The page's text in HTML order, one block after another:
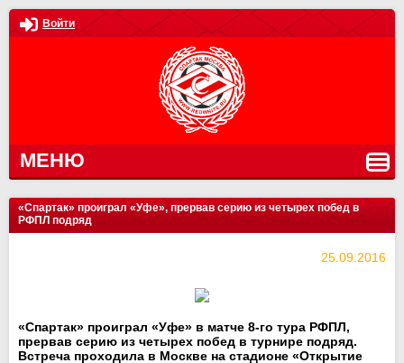
Войти
МЕНЮ
«Спартак» проиграл «Уфе», прервав серию из четырех побед в
РФПЛ подряд
25.09.2016
«Спартак» проиграл «Уфе» в матче 8-го тура РФПЛ,
прервав серию из четырех побед в турнире подряд.
Встреча проходила в Москве на стадионе «Открытие